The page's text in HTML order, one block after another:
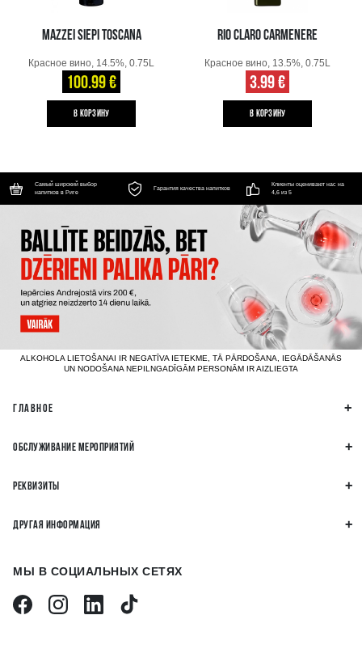
MAZZEI SIEPI TOSCANA
Красное вино, 14.5%, 0.75L
100.99 €
B КОРЗИНУ
RIO CLARO CARMENERE
Красное вино, 13.5%, 0.75L
3.99 €
B КОРЗИНУ
Самый широкий выбор
напитков в Риге
Гарантия качества напитков
Клиенты оценивают нас на
4,6 из 5
ALKOHOLA LIETOŠANAI IR NEGATĪVA IETEKME, TĀ PĀRDOŠANA, IEGĀDĀŠANĀS
UN NODOŠANA NEPILNGADĪGĀM PERSONĀM IR AIZLIEGTA
ГЛАВНОЕ
ОБСЛУЖИВАНИЕ МЕРОПРИЯТИЙ
РЕКВИЗИТЫ
ДРУГАЯ ИНФОРМАЦИЯ
МЫ В СОЦИАЛЬНЫХ СЕТЯХ